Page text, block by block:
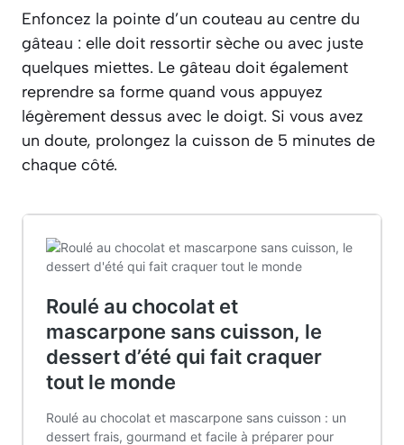
Enfoncez la pointe d’un couteau au centre du
gâteau : elle doit ressortir sèche ou avec juste
quelques miettes. Le gâteau doit également
reprendre sa forme quand vous appuyez
légèrement dessus avec le doigt. Si vous avez
un doute, prolongez la cuisson de 5 minutes de
chaque côté.